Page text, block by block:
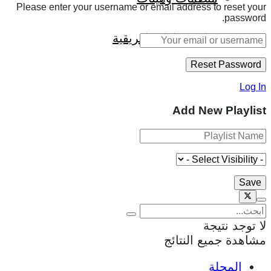
كتاب قراءات إفريقية
Please enter your username or email address to reset your
password.
Log In
Add New Playlist
لا توجد نتيجة
مشاهدة جميع النتائج
المجلة